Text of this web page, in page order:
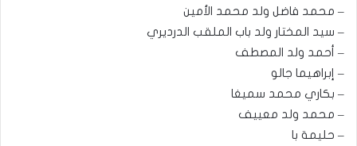
– محمد فاضل ولد محمد الأمين
– سيد المختار ولد باب الملقب الدرديري
– أحمد ولد المصطف
– إبراهيما جالو
– بكاري محمد سميغا
– محمد ولد معييف
– حليمة با